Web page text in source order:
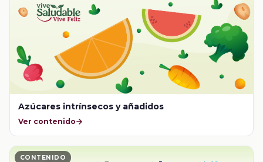
Azúcares intrínsecos y añadidos
Ver contenido
CONTENIDO